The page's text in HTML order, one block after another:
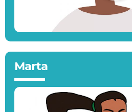
Marta